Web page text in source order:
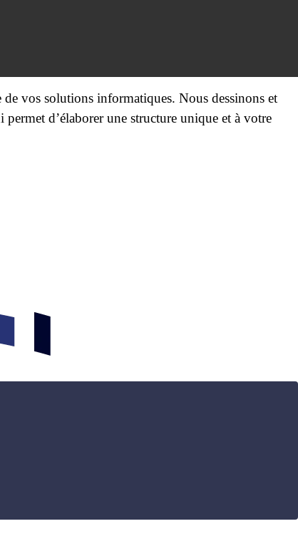
vos solutions informatiques. Nous dessinons et
d’élaborer une structure unique et à votre